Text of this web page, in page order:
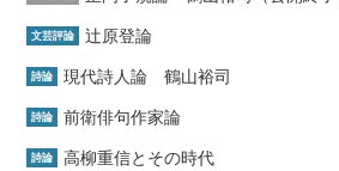
文芸評論 辻原登論
詩論 現代詩人論 鶴山裕司
詩論 前衛俳句作家論
詩論 高柳重信とその時代